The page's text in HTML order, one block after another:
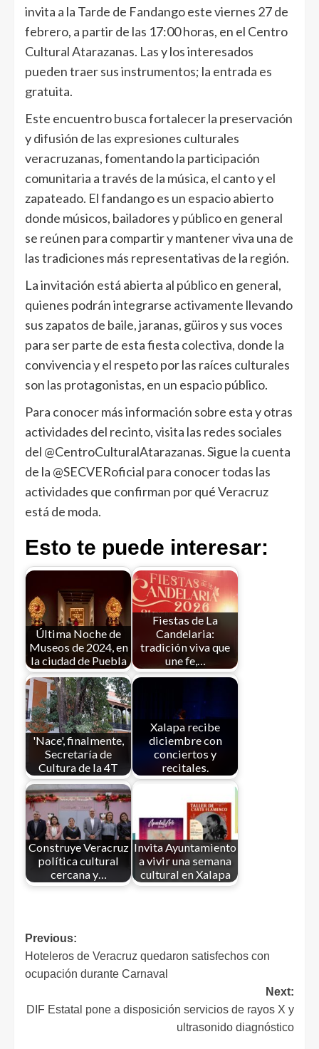
invita a la Tarde de Fandango este viernes 27 de
febrero, a partir de las 17:00 horas, en el Centro
Cultural Atarazanas. Las y los interesados
pueden traer sus instrumentos; la entrada es
gratuita.
Este encuentro busca fortalecer la preservación
y difusión de las expresiones culturales
veracruzanas, fomentando la participación
comunitaria a través de la música, el canto y el
zapateado. El fandango es un espacio abierto
donde músicos, bailadores y público en general
se reúnen para compartir y mantener viva una de
las tradiciones más representativas de la región.
La invitación está abierta al público en general,
quienes podrán integrarse activamente llevando
sus zapatos de baile, jaranas, güiros y sus voces
para ser parte de esta fiesta colectiva, donde la
convivencia y el respeto por las raíces culturales
son las protagonistas, en un espacio público.
Para conocer más información sobre esta y otras
actividades del recinto, visita las redes sociales
del @CentroCulturalAtarazanas. Sigue la cuenta
de la @SECVERoficial para conocer todas las
actividades que confirman por qué Veracruz
está de moda.
Esto te puede interesar:
Última Noche de
Museos de 2024, en
la ciudad de Puebla
Fiestas de La
Candelaria:
tradición viva que
une fe,…
'Nace', finalmente,
Secretaría de
Cultura de la 4T
Xalapa recibe
diciembre con
conciertos y
recitales.
Construye Veracruz
política cultural
cercana y…
Invita Ayuntamiento
a vivir una semana
cultural en Xalapa
Previous:
Hoteleros de Veracruz quedaron satisfechos con
ocupación durante Carnaval
Next:
DIF Estatal pone a disposición servicios de rayos X y
ultrasonido diagnóstico